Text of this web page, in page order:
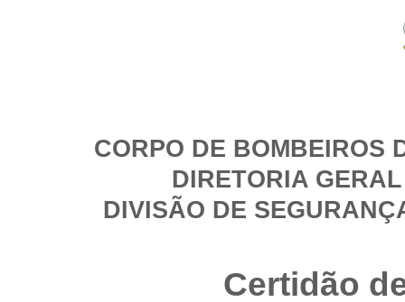
CORPO DE BOMBEIROS
DIRETORIA
DIVISÃO DE
Certidão